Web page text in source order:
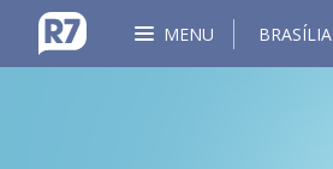
MENU BRASÍLIA